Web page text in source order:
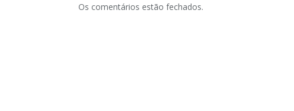
Os comentários estão fechados.